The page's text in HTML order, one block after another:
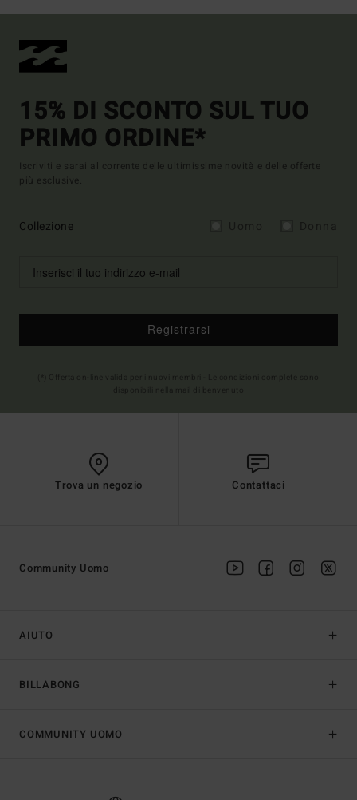
15% DI SCONTO SUL TUO
PRIMO ORDINE*
Iscriviti e sarai al corrente delle ultimissime novità e delle offerte
più esclusive.
Collezione
Registrarsi
Trova un negozio Contattaci
AIUTO
BILLABONG
Community Uomo
COMMUNITY UOMO